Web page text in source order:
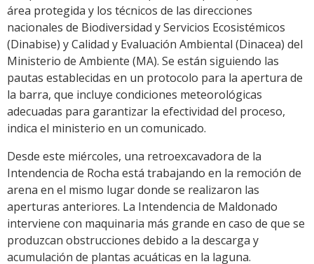
área protegida y los técnicos de las direcciones
nacionales de Biodiversidad y Servicios Ecosistémicos
(Dinabise) y Calidad y Evaluación Ambiental (Dinacea) del
Ministerio de Ambiente (MA). Se están siguiendo las
pautas establecidas en un protocolo para la apertura de
la barra, que incluye condiciones meteorológicas
adecuadas para garantizar la efectividad del proceso,
indica el ministerio en un comunicado.
Desde este miércoles, una retroexcavadora de la
Intendencia de Rocha está trabajando en la remoción de
arena en el mismo lugar donde se realizaron las
aperturas anteriores. La Intendencia de Maldonado
interviene con maquinaria más grande en caso de que se
produzcan obstrucciones debido a la descarga y
acumulación de plantas acuáticas en la laguna.